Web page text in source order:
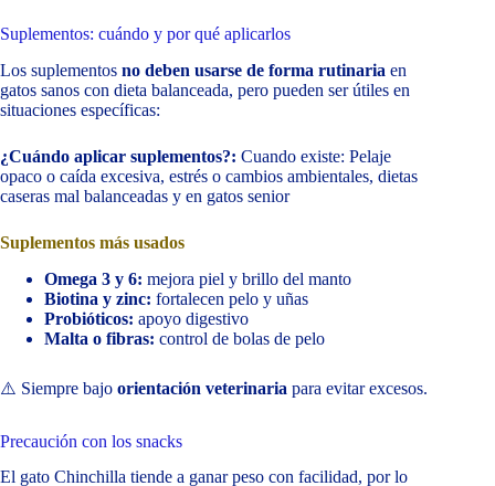
Suplementos: cuándo y por qué aplicarlos
Los suplementos no deben usarse de forma rutinaria en
gatos sanos con dieta balanceada, pero pueden ser útiles en
situaciones específicas:
¿Cuándo aplicar suplementos?: Cuando existe: Pelaje
opaco o caída excesiva, estrés o cambios ambientales, dietas
caseras mal balanceadas y en gatos senior
Suplementos más usados
Omega 3 y 6: mejora piel y brillo del manto
Biotina y zinc: fortalecen pelo y uñas
Probióticos: apoyo digestivo
Malta o fibras: control de bolas de pelo
⚠️ Siempre bajo orientación veterinaria para evitar excesos.
Precaución con los snacks
El gato Chinchilla tiende a ganar peso con facilidad, por lo